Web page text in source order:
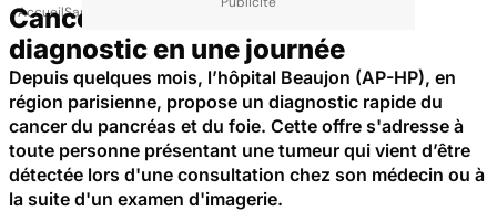
AccueilSanté
Cancer du foie : un centre de
diagnostic en une journée
Depuis quelques mois, l’hôpital Beaujon (AP-HP), en
région parisienne, propose un diagnostic rapide du
cancer du pancréas et du foie. Cette offre s'adresse à
toute personne présentant une tumeur qui vient d’être
détectée lors d'une consultation chez son médecin ou à
la suite d'un examen d'imagerie.